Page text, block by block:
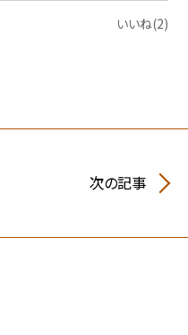
いいね(2)
次の記事